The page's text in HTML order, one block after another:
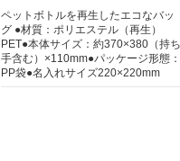
ペットボトルを再生したエコなバッ
グ ●材質：ポリエステル（再生）
PET●本体サイズ：約370×380（持ち
手含む）×110mm●パッケージ形態：
PP袋●名入れサイズ220×220mm